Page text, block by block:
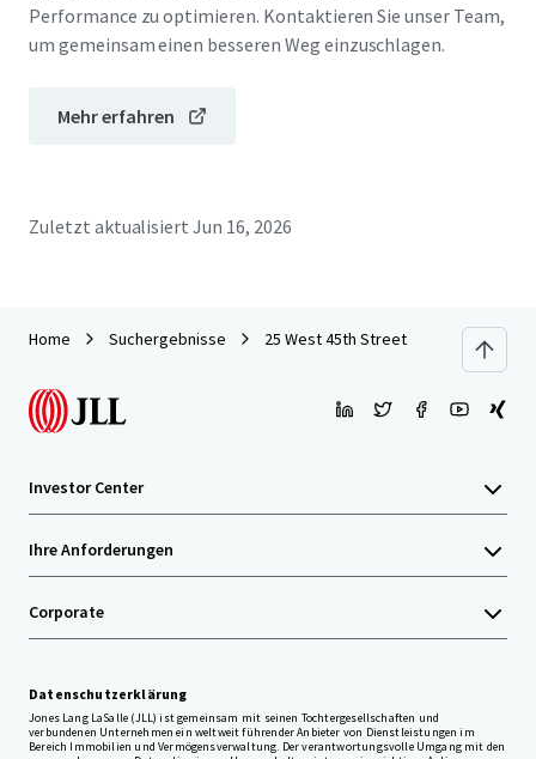
Performance zu optimieren. Kontaktieren Sie unser Team,
um gemeinsam einen besseren Weg einzuschlagen.
Mehr erfahren
Zuletzt aktualisiert Jun 16, 2026
Home Suchergebnisse 25 West 45th Street
Investor Center
Ihre Anforderungen
Corporate
Datenschutzerklärung
Jones Lang LaSalle (JLL) ist gemeinsam mit seinen Tochtergesellschaften und
verbundenen Unternehmen ein weltweit führender Anbieter von Dienstleistungen im
Bereich Immobilien und Vermögensverwaltung. Der verantwortungsvolle Umgang mit den